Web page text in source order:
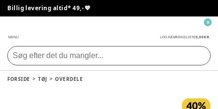
Billig levering altid* 49,- 💙
MENU LOG INDØNSKELISTE0,00 KR.
0
FORSIDE TØJ OVERDELE